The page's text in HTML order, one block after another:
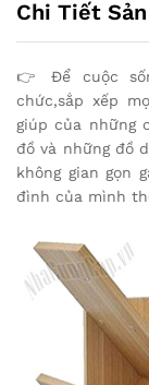
ngẫu
nhiên)
quantity
Chi Tiết
👉 Để cuộc
chức,sắp xếp
giúp của những
đồ và những đồ
không gian gọn
đình của mình